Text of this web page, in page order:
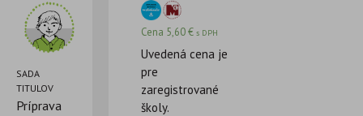
SADA
TITULOV
Príprava
Cena 5,60€ s DPH
Uvedená cena je
pre
zaregistrované
školy.